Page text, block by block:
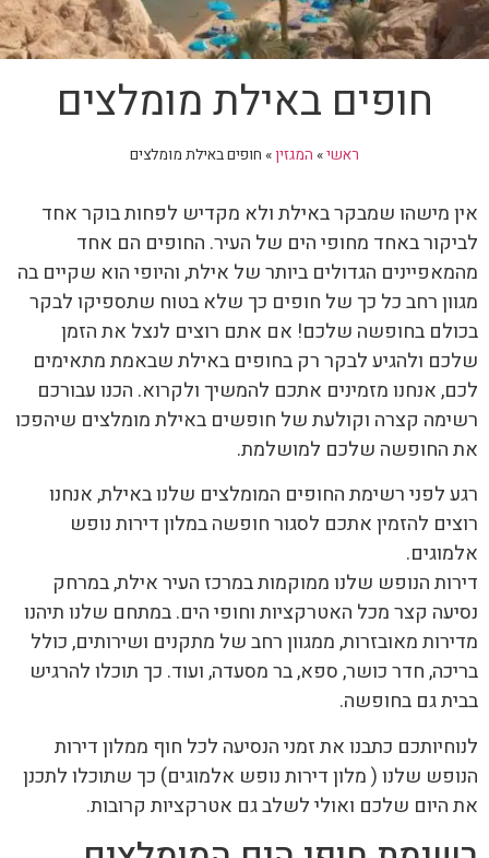
חופים באילת מומלצים
ראשי» המגזין» חופים באילת מומלצים
אין מישהו שמבקר באילת ולא מקדיש לפחות בוקר אחד
לביקור באחד מחופי הים של העיר. החופים הם אחד
מהמאפיינים הגדולים ביותר של אילת, והיופי הוא שקיים בה
מגוון רחב כל כך של חופים כך שלא בטוח שתספיקו לבקר
בכולם בחופשה שלכם! אם אתם רוצים לנצל את הזמן
שלכם ולהגיע לבקר רק בחופים באילת שבאמת מתאימים
לכם, אנחנו מזמינים אתכם להמשיך ולקרוא. הכנו עבורכם
רשימה קצרה וקולעת של חופשים באילת מומלצים שיהפכו
את החופשה שלכם למושלמת.
רגע לפני רשימת החופים המומלצים שלנו באילת, אנחנו
רוצים להזמין אתכם לסגור חופשה במלון דירות נופש
אלמוגים.
דירות הנופש שלנו ממוקמות במרכז העיר אילת, במרחק
נסיעה קצר מכל האטרקציות וחופי הים. במתחם שלנו תיהנו
מדירות מאובזרות, ממגוון רחב של מתקנים ושירותים, כולל
בריכה, חדר כושר, ספא, בר מסעדה, ועוד. כך תוכלו להרגיש
בבית גם בחופשה.
לנוחיותכם כתבנו את זמני הנסיעה לכל חוף ממלון דירות
הנופש שלנו ( מלון דירות נופש אלמוגים) כך שתוכלו לתכנן
את היום שלכם ואולי לשלב גם אטרקציות קרובות.